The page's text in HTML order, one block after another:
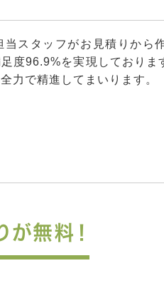
スタッフがお見積りから
度96.9%を実現しておりま
力で精進してまいります。
無料！